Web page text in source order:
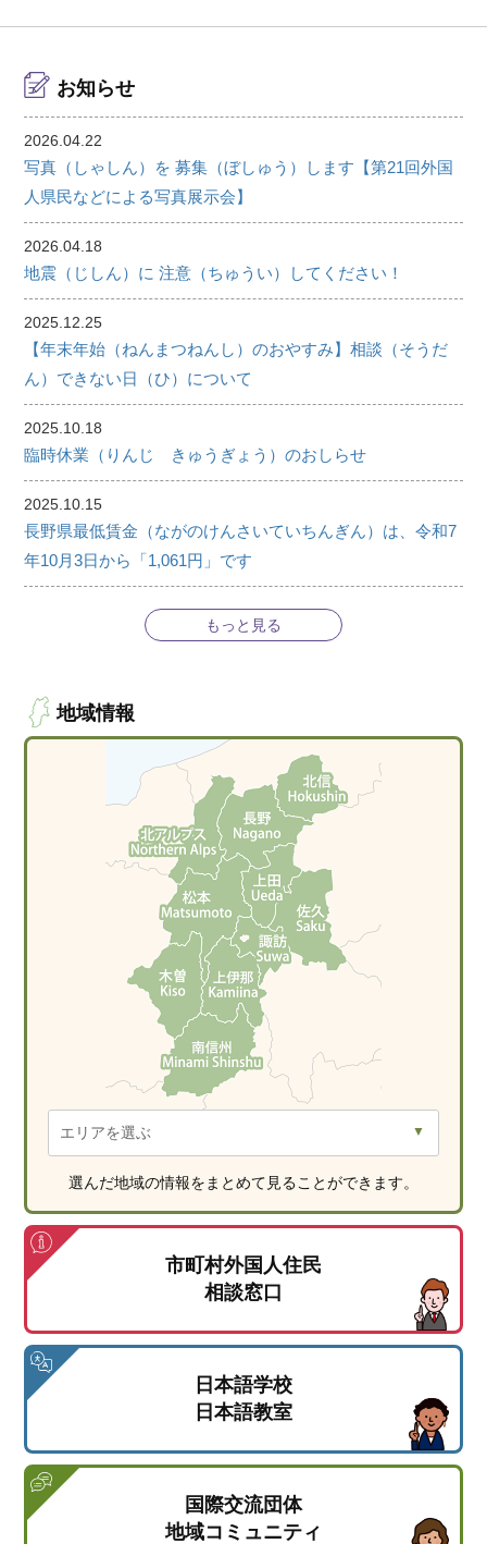
お知らせ
2026.04.22
写真（しゃしん）を 募集（ぼしゅう）します【第21回外国
人県民などによる写真展示会】
2026.04.18
地震（じしん）に 注意（ちゅうい）してください！
2025.12.25
【年末年始（ねんまつねんし）のおやすみ】相談（そうだ
ん）できない日（ひ）について
2025.10.18
臨時休業（りんじ きゅうぎょう）のおしらせ
2025.10.15
長野県最低賃金（ながのけんさいていちんぎん）は、令和7
年10月3日から「1,061円」です
もっと見る
地域情報
選んだ地域の情報をまとめて見ることができます。
市町村外国人住民
相談窓口
日本語学校
日本語教室
国際交流団体
地域コミュニティ